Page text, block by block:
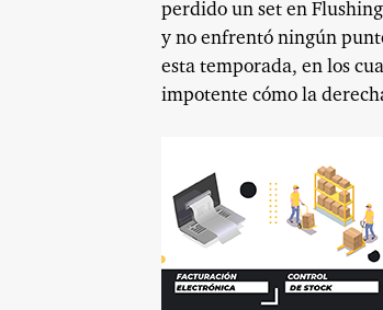
perdido un set en
y no enfrentó ningún
esta temporada, en los
impotente cómo la